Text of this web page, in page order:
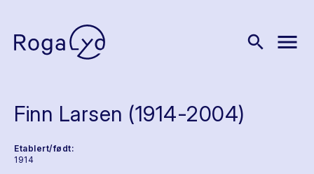
search menu
Finn Larsen (1914-2004)
Etablert/født:
1914